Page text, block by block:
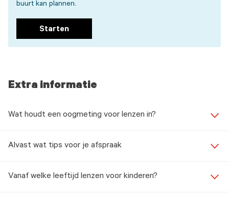
buurt kan plannen.
Starten
Extra informatie
Wat houdt een oogmeting voor lenzen in?
Alvast wat tips voor je afspraak
Vanaf welke leeftijd lenzen voor kinderen?